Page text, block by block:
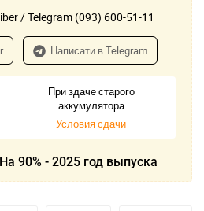
/ Telegram (093) 600-51-11
Написати в Telegram
При здаче старого
аккумулятора
Условия сдачи
90% - 2025 год выпуска